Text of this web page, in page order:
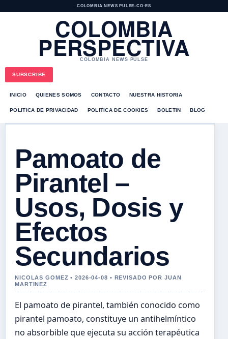
COLOMBIA NEWS PULSE•CO-ES
COLOMBIA
PERSPECTIVA
COLOMBIA NEWS PULSE
SUBSCRIBE
INICIO QUIENES SOMOS CONTACTO NUESTRA HISTORIA
POLITICA DE PRIVACIDAD POLITICA DE COOKIES BOLETIN BLOG
Pamoato de
Pirantel –
Usos, Dosis y
Efectos
Secundarios
NICOLAS GOMEZ • 2026-04-08 • REVISADO POR JUAN
MARTINEZ
El pamoato de pirantel, también conocido como
pirantel pamoato, constituye un antihelmíntico
no absorbible que ejecuta su acción terapéutica